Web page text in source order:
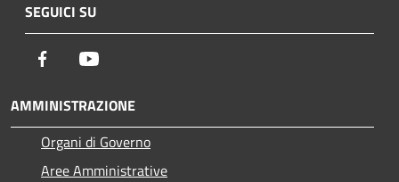
SEGUICI SU
Facebook
AMMINISTRAZIONE
Organi di Governo
Aree Amministrative